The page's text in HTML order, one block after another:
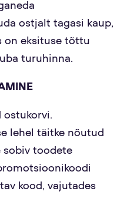
ostjalt tagasi kaup,
on eksituse tõttu
turuhinna.
ostukorvi.
lehel täitke nõutud
sobiv toodete
kood, vajutades